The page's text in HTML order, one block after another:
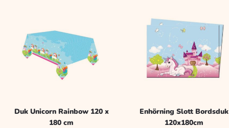
Duk Unicorn Rainbow 120 x
180 cm
Enhörning Slott Bordsduk
120x180cm